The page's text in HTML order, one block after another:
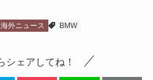
海外ニュース BMW
シェアしてね！